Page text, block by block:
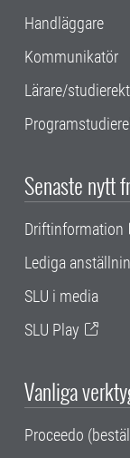
Handläggare
Kommunikatör
Lärare/
Senaste nytt
Driftinformation
Lediga
SLU i media
SLU Play
Vanliga
Proceedo